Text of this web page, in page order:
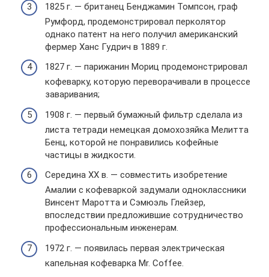
1825 г. — британец Бенджамин Томпсон, граф
Румфорд, продемонстрировал перколятор
однако патент на него получил американский
фермер Ханс Гудрич в 1889 г.
1827 г. — парижанин Мориц продемонстрировал
кофеварку, которую переворачивали в процессе
заваривания;
1908 г. — первый бумажный фильтр сделала из
листа тетради немецкая домохозяйка Мелитта
Бенц, которой не понравились кофейные
частицы в жидкости.
Середина ХХ в. — совместить изобретение
Амалии с кофеваркой задумали одноклассники
Винсент Маротта и Сэмюэль Глейзер,
впоследствии предложившие сотрудничество
профессиональным инженерам.
1972 г. — появилась первая электрическая
капельная кофеварка Mr. Coffee.